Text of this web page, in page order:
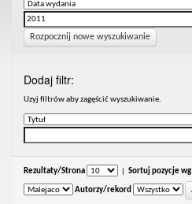
Rozpocznij nowe wyszukiwanie
Dodaj filtr:
Uzyj filtrów aby zagęścić wyszukiwanie.
Rezultaty/Strona Sortuj pozycje wg
Autorzy/rekord